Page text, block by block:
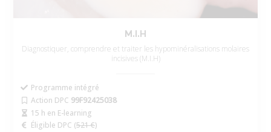
M.I.H
Diagnostiquer, comprendre et traiter les hypominéralisations molaires
incisives (M.I.H)
Programme intégré
Action DPC 99F92425038
15 h en E-learning
Éligible DPC (521 €)